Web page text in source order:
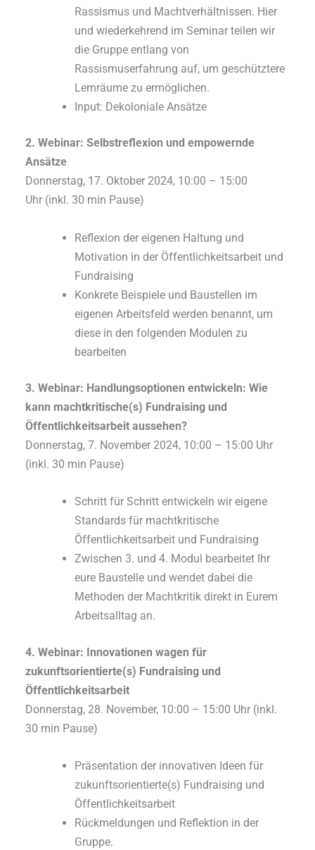
Rassismus und Machtverhältnissen. Hier
und wiederkehrend im Seminar teilen wir
die Gruppe entlang von
Rassismuserfahrung auf, um geschütztere
Lernräume zu ermöglichen.
Input: Dekoloniale Ansätze
2. Webinar: Selbstreflexion und empowernde
Ansätze
Donnerstag, 17. Oktober 2024, 10:00 – 15:00
Uhr (inkl. 30 min Pause)
Reflexion der eigenen Haltung und
Motivation in der Öffentlichkeitsarbeit und
Fundraising
Konkrete Beispiele und Baustellen im
eigenen Arbeitsfeld werden benannt, um
diese in den folgenden Modulen zu
bearbeiten
3. Webinar: Handlungsoptionen entwickeln: Wie
kann machtkritische(s) Fundraising und
Öffentlichkeitsarbeit aussehen?
Donnerstag, 7. November 2024, 10:00 – 15:00 Uhr
(inkl. 30 min Pause)
Schritt für Schritt entwickeln wir eigene
Standards für machtkritische
Öffentlichkeitsarbeit und Fundraising
Zwischen 3. und 4. Modul bearbeitet Ihr
eure Baustelle und wendet dabei die
Methoden der Machtkritik direkt in Eurem
Arbeitsalltag an.
4. Webinar: Innovationen wagen für
zukunftsorientierte(s) Fundraising und
Öffentlichkeitsarbeit
Donnerstag, 28. November, 10:00 – 15:00 Uhr (inkl.
30 min Pause)
Präsentation der innovativen Ideen für
zukunftsorientierte(s) Fundraising und
Öffentlichkeitsarbeit
Rückmeldungen und Reflektion in der
Gruppe.